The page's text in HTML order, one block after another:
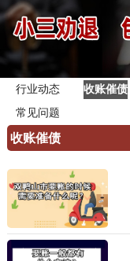
行业动态 收账催债
常见问题
收账催债